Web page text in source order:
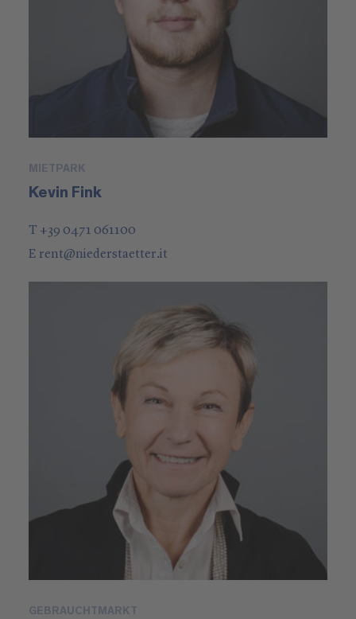
MIETPARK
Kevin Fink
T +39 0471 061100
E rent@niederstaetter.it
GEBRAUCHTMARKT